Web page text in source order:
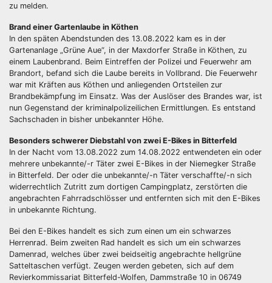
zu melden.
Brand einer Gartenlaube in Köthen
In den späten Abendstunden des 13.08.2022 kam es in der
Gartenanlage „Grüne Aue“, in der Maxdorfer Straße in Köthen, zu
einem Laubenbrand. Beim Eintreffen der Polizei und Feuerwehr am
Brandort, befand sich die Laube bereits in Vollbrand. Die Feuerwehr
war mit Kräften aus Köthen und anliegenden Ortsteilen zur
Brandbekämpfung im Einsatz. Was der Auslöser des Brandes war, ist
nun Gegenstand der kriminalpolizeilichen Ermittlungen. Es entstand
Sachschaden in bisher unbekannter Höhe.
Besonders schwerer Diebstahl von zwei E-Bikes in Bitterfeld
In der Nacht vom 13.08.2022 zum 14.08.2022 entwendeten ein oder
mehrere unbekannte/-r Täter zwei E-Bikes in der Niemegker Straße
in Bitterfeld. Der oder die unbekannte/-n Täter verschaffte/-n sich
widerrechtlich Zutritt zum dortigen Campingplatz, zerstörten die
angebrachten Fahrradschlösser und entfernten sich mit den E-Bikes
in unbekannte Richtung.
Bei den E-Bikes handelt es sich zum einen um ein schwarzes
Herrenrad. Beim zweiten Rad handelt es sich um ein schwarzes
Damenrad, welches über zwei beidseitig angebrachte hellgrüne
Satteltaschen verfügt. Zeugen werden gebeten, sich auf dem
Revierkommissariat Bitterfeld-Wolfen, Dammstraße 10 in 06749